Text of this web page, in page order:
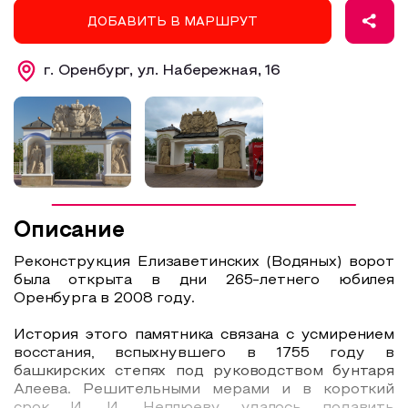
Образовательный туризм
Аттестованные экскурсоводы
Все маршруты
Доступная среда
ДОБАВИТЬ В МАРШРУТ
г. Оренбург, ул. Набережная, 16
Описание
Реконструкция Елизаветинских (Водяных) ворот
была открыта в дни 265-летнего юбилея
Оренбурга в 2008 году.
История этого памятника связана с усмирением
восстания, вспыхнувшего в 1755 году в
башкирских степях под руководством бунтаря
Алеева. Решительными мерами и в короткий